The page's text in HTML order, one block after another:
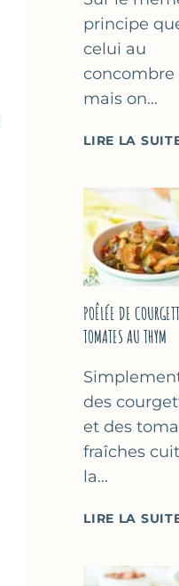
principe
celui au
concombre
mais on…
LIRE LA
POÊLÉE DE
TOMATES AU THYM
des
et des
fraîches
la…
LIRE LA